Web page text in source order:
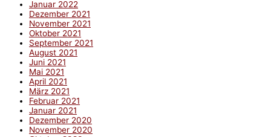
Januar 2022
Dezember 2021
November 2021
Oktober 2021
September 2021
August 2021
Juni 2021
Mai 2021
April 2021
März 2021
Februar 2021
Januar 2021
Dezember 2020
November 2020